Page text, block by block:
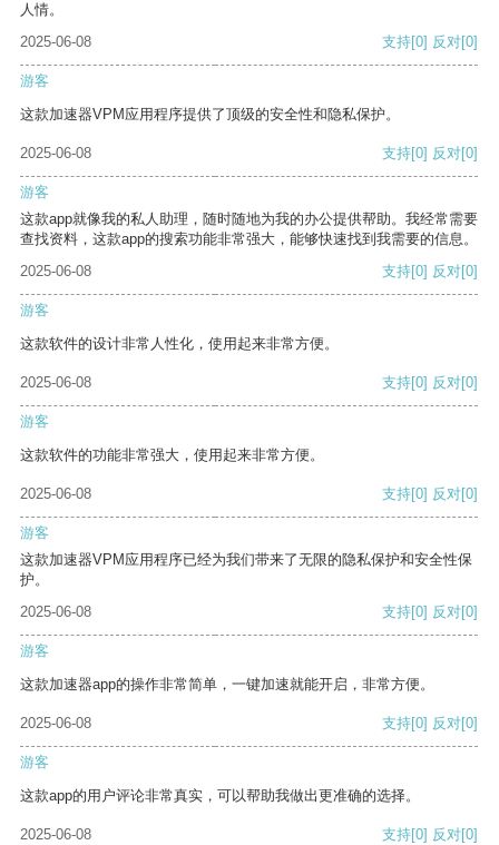
人情。
2025-06-08
支持[0] 反对[0]
游客
这款加速器VPM应用程序提供了顶级的安全性和隐私保护。
2025-06-08 支持[0] 反对[0]
游客
这款app就像我的私人助理，随时随地为我的办公提供帮助。我经常需要
查找资料，这款app的搜索功能非常强大，能够快速找到我需要的信息。
2025-06-08
支持[0] 反对[0]
游客
这款软件的设计非常人性化，使用起来非常方便。
2025-06-08 支持[0] 反对[0]
游客
这款软件的功能非常强大，使用起来非常方便。
2025-06-08 支持[0] 反对[0]
游客
这款加速器VPM应用程序已经为我们带来了无限的隐私保护和安全性保
护。
2025-06-08
支持[0] 反对[0]
游客
这款加速器app的操作非常简单，一键加速就能开启，非常方便。
2025-06-08 支持[0] 反对[0]
游客
这款app的用户评论非常真实，可以帮助我做出更准确的选择。
2025-06-08 支持[0] 反对[0]